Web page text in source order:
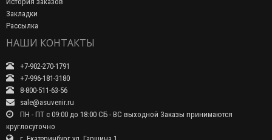
Закладки
Рассылка
НАШИ КОНТАКТЫ
+7-902-270-1791
+7-996-181-3180
8-800-511-63-56
sale@asuvenir.ru
ПН - ПТ с 09:00 до 18:00 СБ - ВС выходной Заказы принимаются
круглосуточно